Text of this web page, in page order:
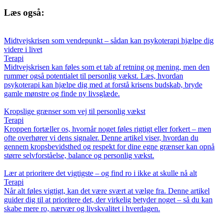
Læs også:
Midtvejskrisen som vendepunkt – sådan kan psykoterapi hjælpe dig
videre i livet
Terapi
Midtvejskrisen kan føles som et tab af retning og mening, men den
rummer også potentialet til personlig vækst. Læs, hvordan
psykoterapi kan hjælpe dig med at forstå krisens budskab, bryde
gamle mønstre og finde ny livsglæde.
Kropslige grænser som vej til personlig vækst
Terapi
Kroppen fortæller os, hvornår noget føles rigtigt eller forkert – men
ofte overhører vi dens signaler. Denne artikel viser, hvordan du
gennem kropsbevidsthed og respekt for dine egne grænser kan opnå
større selvforståelse, balance og personlig vækst.
Lær at prioritere det vigtigste – og find ro i ikke at skulle nå alt
Terapi
Når alt føles vigtigt, kan det være svært at vælge fra. Denne artikel
guider dig til at prioritere det, der virkelig betyder noget – så du kan
skabe mere ro, nærvær og livskvalitet i hverdagen.